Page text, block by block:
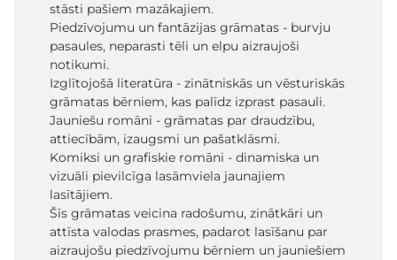
stāsti pašiem mazākajiem.
Piedzīvojumu un fantāzijas grāmatas - burvju
pasaules, neparasti tēli un elpu aizraujoši
notikumi.
Izglītojošā literatūra - zinātniskās un vēsturiskās
grāmatas bērniem, kas palīdz izprast pasauli.
Jauniešu romāni - grāmatas par draudzību,
attiecībām, izaugsmi un pašatklāsmi.
Komiksi un grafiskie romāni - dinamiska un
vizuāli pievilcīga lasāmviela jaunajiem
lasītājiem.
Šīs grāmatas veicina radošumu, zinātkāri un
attīsta valodas prasmes, padarot lasīšanu par
aizraujošu piedzīvojumu bērniem un jauniešiem